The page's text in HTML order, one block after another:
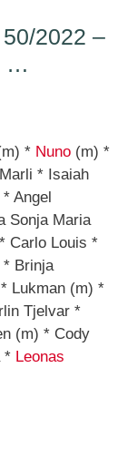
2022 –
…
* Nuno (m) *
Marli * Isaiah
Angel
Sonja Maria
Carlo Louis *
* Brinja
Lukman (m) *
Tjelvar *
(m) * Cody
* Leonas